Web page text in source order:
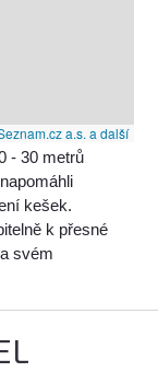
a.s. a další
- 30 metrů
kešek.
k přesné
svém